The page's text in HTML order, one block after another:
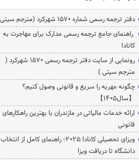
دفتر ترجمه رسمی شماره ۱۵۷۰ شهرکرد (مترجم سیتی)
راهنمای جامع ترجمه رسمی مدارک برای مهاجرت به
کانادا
رونمایی از سایت دفتر ترجمه رسمی 1570 شهرکرد (
مترجم سیتی )
چگونه مهریه را سریع و قانونی وصول کنیم؟
【سال1405】
ارائه خدمات مالیاتی در مازندران با بهترین راهکارهای
قانونی
ویزای تحصیلی کانادا ۲۰۲۵؛ راهنمای کامل از انتخاب
دانشگاه تا دریافت ویزا